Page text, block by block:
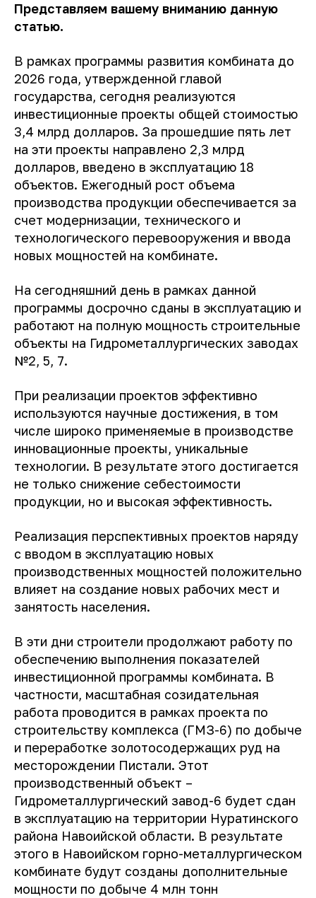
Представляем вашему вниманию данную
статью.
В рамках программы развития комбината до
2026 года, утвержденной главой
государства, сегодня реализуются
инвестиционные проекты общей стоимостью
3,4 млрд долларов. За прошедшие пять лет
на эти проекты направлено 2,3 млрд
долларов, введено в эксплуатацию 18
объектов. Ежегодный рост объема
производства продукции обеспечивается за
счет модернизации, технического и
технологического перевооружения и ввода
новых мощностей на комбинате.
На сегодняшний день в рамках данной
программы досрочно сданы в эксплуатацию и
работают на полную мощность строительные
объекты на Гидрометаллургических заводах
№2, 5, 7.
При реализации проектов эффективно
используются научные достижения, в том
числе широко применяемые в производстве
инновационные проекты, уникальные
технологии. В результате этого достигается
не только снижение себестоимости
продукции, но и высокая эффективность.
Реализация перспективных проектов наряду
с вводом в эксплуатацию новых
производственных мощностей положительно
влияет на создание новых рабочих мест и
занятость населения.
В эти дни строители продолжают работу по
обеспечению выполнения показателей
инвестиционной программы комбината. В
частности, масштабная созидательная
работа проводится в рамках проекта по
строительству комплекса (ГМЗ-6) по добыче
и переработке золотосодержащих руд на
месторождении Пистали. Этот
производственный объект –
Гидрометаллургический завод-6 будет сдан
в эксплуатацию на территории Нуратинского
района Навоийской области. В результате
этого в Навоийском горно-металлургическом
комбинате будут созданы дополнительные
мощности по добыче 4 млн тонн